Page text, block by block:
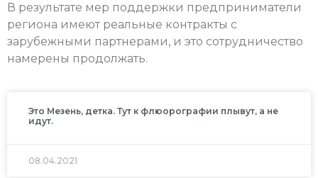
В результате мер поддержки предприниматели
региона имеют реальные контракты с
зарубежными партнерами, и это сотрудничество
намерены продолжать.
Это Мезень, детка. Тут к флюорографии плывут, а не
идут.
08.04.2021